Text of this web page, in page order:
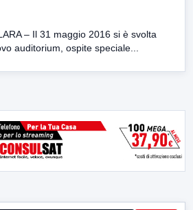
– Il 31 maggio 2016 si è svolta
auditorium, ospite speciale...